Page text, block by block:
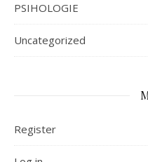
PSIHOLOGIE
Uncategorized
Register